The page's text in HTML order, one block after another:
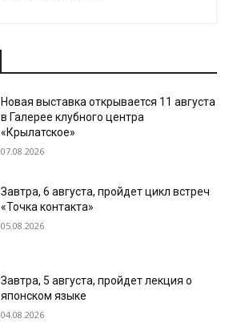
Новая выставка открывается 11 августа
в Галерее клубного центра
«Крылатское»
07.08.2026
Завтра, 6 августа, пройдет цикл встреч
«Точка контакта»
05.08.2026
Завтра, 5 августа, пройдет лекция о
японском языке
04.08.2026